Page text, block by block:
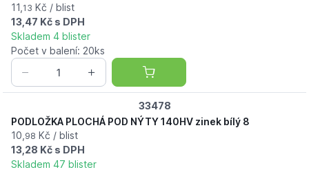
11, 13 Kč / blist
13,47 Kč s DPH
Skladem 4 blister
Počet v balení: 20ks
33478
PODLOŽKA PLOCHÁ POD NÝTY 140HV zinek bílý 8
10, 98 Kč / blist
13,28 Kč s DPH
Skladem 47 blister